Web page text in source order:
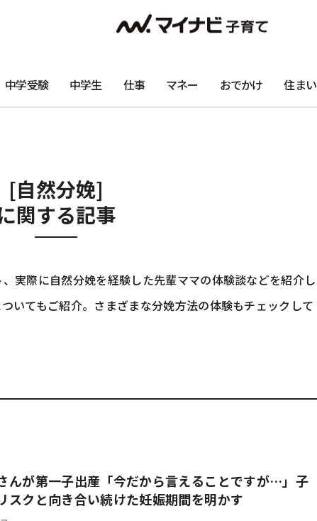
中学受験 中学生 仕事 マネー おでかけ 住まい
[自然分娩]
関する記事
実際に自然分娩を経験した先輩ママの体験談などを紹介し
いてもご紹介。さまざまな分娩方法の体験もチェックして
んが第一子出産「今だから言えることですが…」子
スクと向き合い続けた妊娠期間を明かす